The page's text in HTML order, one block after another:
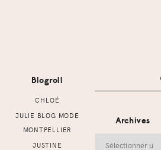
Blogroll
CHLOÉ
JULIE BLOG MODE
MONTPELLIER
JUSTINE
Archives